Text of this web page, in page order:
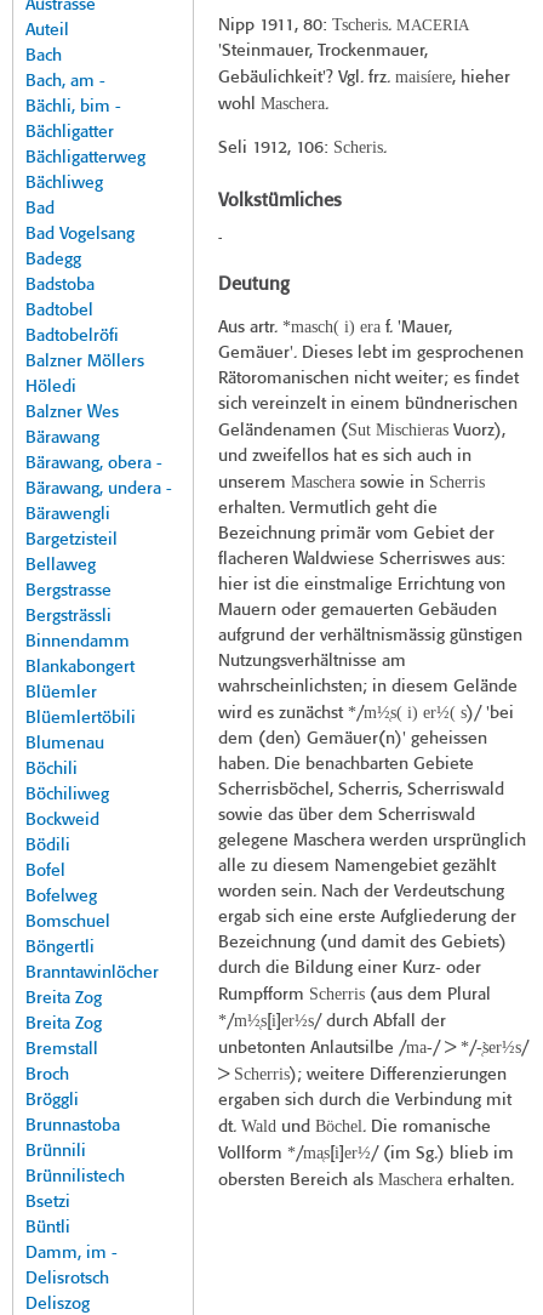
Austrasse
Auteil
Bach
Bach, am -
Bächli, bim -
Bächligatter
Bächligatterweg
Bächliweg
Bad
Bad Vogelsang
Badegg
Badstoba
Badtobel
Badtobelröfi
Balzner Möllers
Höledi
Balzner Wes
Bärawang
Bärawang, obera -
Bärawang, undera -
Bärawengli
Bargetzisteil
Bellaweg
Bergstrasse
Bergsträssli
Binnendamm
Blankabongert
Blüemler
Blüemlertöbili
Blumenau
Böchili
Böchiliweg
Bockweid
Bödili
Bofel
Bofelweg
Bomschuel
Böngertli
Branntawinlöcher
Breita Zog
Breita Zog
Bremstall
Broch
Bröggli
Brunnastoba
Brünnili
Brünnilistech
Bsetzi
Büntli
Damm, im -
Delisrotsch
Deliszog
Nipp 1911 , 80: Tscheris. MACERIA
'Steinmauer, Trockenmauer,
Gebäulichkeit'? Vgl. frz. maisíere, hieher
wohl Maschera.
Seli 1912, 106: Scheris.
Volkstümliches
-
Deutung
Aus artr. *masch( i) eraf. 'Mauer,
Gemäuer'. Dieses lebt im gesprochenen
Rätoromanischen nicht weiter; es findet
sich vereinzelt in einem bündnerischen
Geländenamen (Sut MischierasVuorz),
und zweifellos hat es sich auch in
unserem Mascherasowie in Scherris
erhalten. Vermutlich geht die
Bezeichnung primär vom Gebiet der
flacheren Waldwiese Scherriswes aus:
hier ist die einstmalige Errichtung von
Mauern oder gemauerten Gebäuden
aufgrund der verhältnismässig günstigen
Nutzungsverhältnisse am
wahrscheinlichsten; in diesem Gelände
wird es zunächst */m½̜s( i) er½( s)/ 'bei
dem (den) Gemäuer(n)' geheissen
haben. Die benachbarten Gebiete
Scherrisböchel, Scherris, Scherriswald
sowie das über dem Scherriswald
gelegene Maschera werden ursprünglich
alle zu diesem Namengebiet gezählt
worden sein. Nach der Verdeutschung
ergab sich eine erste Aufgliederung der
Bezeichnung (und damit des Gebiets)
durch die Bildung einer Kurz- oder
Rumpfform Scherris(aus dem Plural
*/m½̜s[ i] er½s/ durch Abfall der
unbetonten Anlautsilbe /ma-/ > */-̜s̀er½s/
> Scherris); weitere Differenzierungen
ergaben sich durch die Verbindung mit
dt. Waldund Böchel. Die romanische
Vollform */ma̜s[ i] er½/ (im Sg.) blieb im
obersten Bereich als Mascheraerhalten.